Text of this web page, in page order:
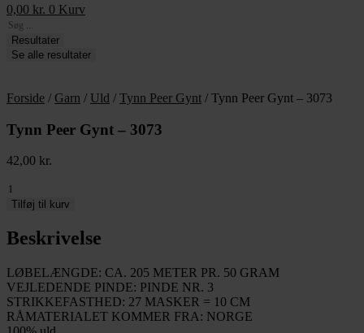
0,00 kr. 0 Kurv
Search
...Resultater
Se alle resultater
Forside / Garn / Uld / Tynn Peer Gynt / Tynn Peer Gynt – 3073
Tynn Peer Gynt – 3073
42,00 kr.
Tynn
Peer
-
3073
Tilføj til kurv
Beskrivelse
LØBELÆNGDE: CA. 205 METER PR. 50 GRAM
VEJLEDENDE PINDE: PINDE NR. 3
STRIKKEFASTHED: 27 MASKER = 10 CM
RÅMATERIALET KOMMER FRA: NORGE